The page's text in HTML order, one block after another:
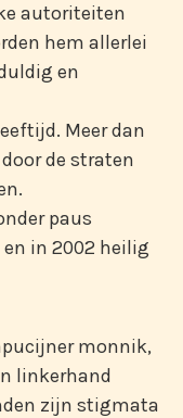
autoriteiten
hem allerlei
en
Meer dan
de straten
paus
in 2002 heilig
monnik,
linkerhand
zijn stigmata